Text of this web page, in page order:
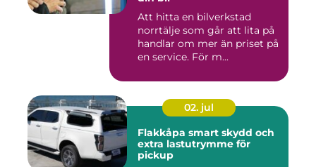
Att hitta en bilverkstad
norrtälje som går att lita på
handlar om mer än priset på
en service. För m...
02. jul
Flakkåpa smart skydd och
extra lastutrymme för
pickup